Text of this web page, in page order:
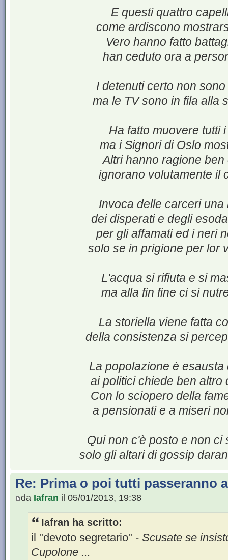
E questi quattro
come ardiscono
Vero hanno fatto
han ceduto ora a
I detenuti certo non
ma le TV sono in fila alla
Ha fatto muovere tutti
ma i Signori di Oslo
Altri hanno ragione
ignorano volutamente il
Invoca delle carceri una
dei disperati e degli
per gli affamati ed i neri
solo se in prigione per lor
L'acqua si rifiuta e si
ma alla fin fine ci si
La storiella viene fatta
della consistenza si
La popolazione è
ai politici chiede ben altro
Con lo sciopero della
a pensionati e a miseri
Qui non c'è posto e non ci
solo gli altari di gossip
Re: Prima o poi tutti passeranno
da Iafran il 05/01/2013, 19:38
Iafran ha scritto:
il "devoto segretario" - Scusate se
Cupolone ...